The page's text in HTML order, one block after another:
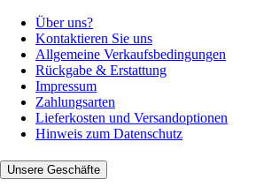
Über uns?
Kontaktieren Sie uns
Allgemeine Verkaufsbedingungen
Rückgabe & Erstattung
Impressum
Zahlungsarten
Lieferkosten und Versandoptionen
Hinweis zum Datenschutz
Unsere Geschäfte